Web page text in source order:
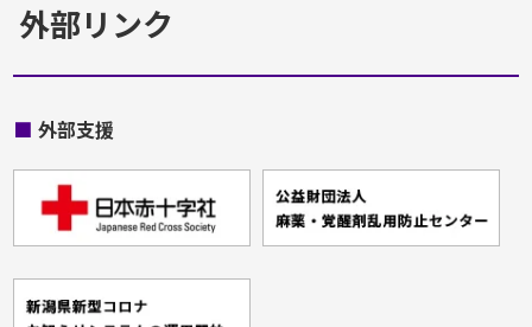
外部リンク
■ 外部支援